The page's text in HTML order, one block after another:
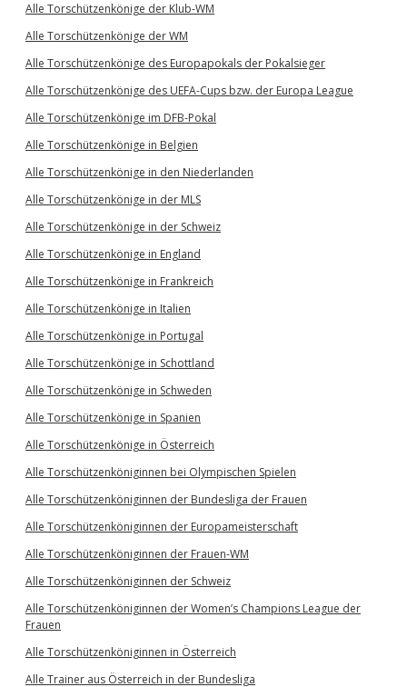
Alle Torschützenkönige der Klub-WM
Alle Torschützenkönige der WM
Alle Torschützenkönige des Europapokals der Pokalsieger
Alle Torschützenkönige des UEFA-Cups bzw. der Europa League
Alle Torschützenkönige im DFB-Pokal
Alle Torschützenkönige in Belgien
Alle Torschützenkönige in den Niederlanden
Alle Torschützenkönige in der MLS
Alle Torschützenkönige in der Schweiz
Alle Torschützenkönige in England
Alle Torschützenkönige in Frankreich
Alle Torschützenkönige in Italien
Alle Torschützenkönige in Portugal
Alle Torschützenkönige in Schottland
Alle Torschützenkönige in Schweden
Alle Torschützenkönige in Spanien
Alle Torschützenkönige in Österreich
Alle Torschützenköniginnen bei Olympischen Spielen
Alle Torschützenköniginnen der Bundesliga der Frauen
Alle Torschützenköniginnen der Europameisterschaft
Alle Torschützenköniginnen der Frauen-WM
Alle Torschützenköniginnen der Schweiz
Alle Torschützenköniginnen der Women’s Champions League der
Frauen
Alle Torschützenköniginnen in Österreich
Alle Trainer aus Österreich in der Bundesliga